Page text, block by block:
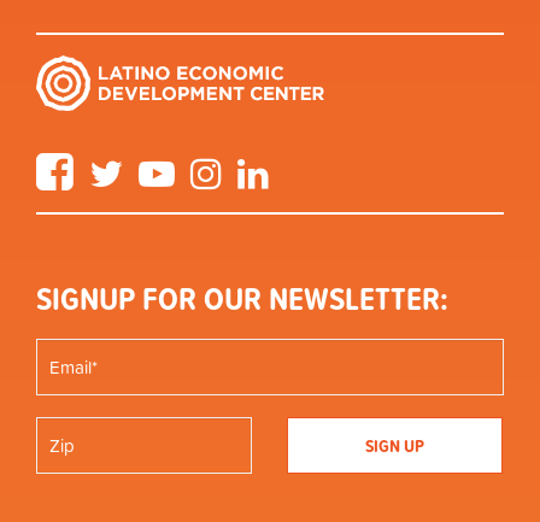
FacebookTwitter YouTube Instagram
SIGNUP FOR OUR NEWSLETTER: